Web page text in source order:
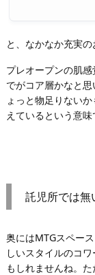
と、なかなか充実の
プレオープンの肌
でがコア層かなと
ょっと物足りない
えているという意味
託児所では無
奥にはMTGスペー
しいスタイルのコ
もしれませんね。